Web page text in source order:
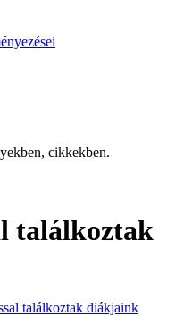
cikkekben.
találkoztak
találkoztak diákjaink